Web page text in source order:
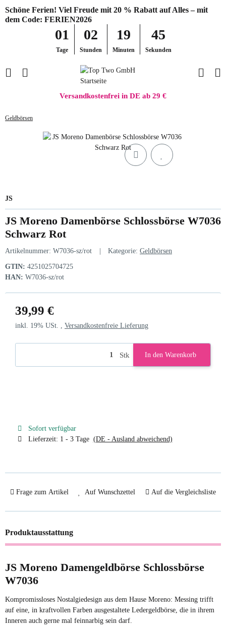
Schöne Ferien! Viel Freude mit 20 % Rabatt auf Alles – mit
dem Code: FERIEN2026
01
Tage
02
Stunden
19
Minuten
45
Sekunden
Versandkostenfrei in DE ab 29 €
Geldbörsen
JS
JS Moreno Damenbörse Schlossbörse W7036
Schwarz Rot
Artikelnummer: W7036-sz/rot Kategorie: Geldbörsen
GTIN: 4251025704725
HAN: W7036-sz/rot
39,99 €
inkl. 19% USt. , Versandkostenfreie Lieferung
Stk In den Warenkorb
Sofort verfügbar
Lieferzeit: 1 - 3 Tage (DE - Ausland abweichend)
Frage zum Artikel Auf Wunschzettel Auf die Vergleichsliste
Produktausstattung
JS Moreno Damengeldbörse Schlossbörse
W7036
Kompromissloses Nostalgiedesign aus dem Hause Moreno: Messing trifft
auf eine, in kraftvollen Farben ausgestaltete Ledergeldbörse, die in ihrem
Inneren auch gerne mal feinnarbig sein darf.